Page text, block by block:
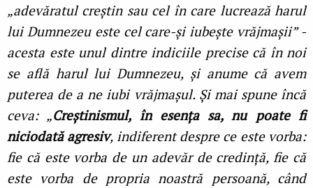
„adevăratul creștin sau cel în care lucrează harul
lui Dumnezeu este cel care-și iubește vrăjmașii” -
acesta este unul dintre indiciile precise că în noi
se află harul lui Dumnezeu, și anume că avem
puterea de a ne iubi vrăjmașul. Și mai spune încă
ceva: „Creștinismul, în esența sa, nu poate fi
niciodată agresiv, indiferent despre ce este vorba:
fie că este vorba de un adevăr de credință, fie că
este vorba de propria noastră persoană, când